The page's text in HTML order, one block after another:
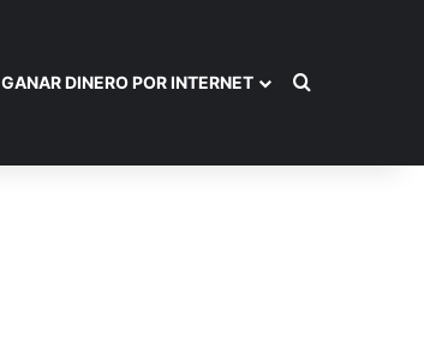
GANAR DINERO POR INTERNET Buscar por